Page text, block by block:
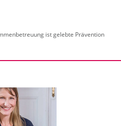
ist ge­leb­te Prä­ven­ti­on